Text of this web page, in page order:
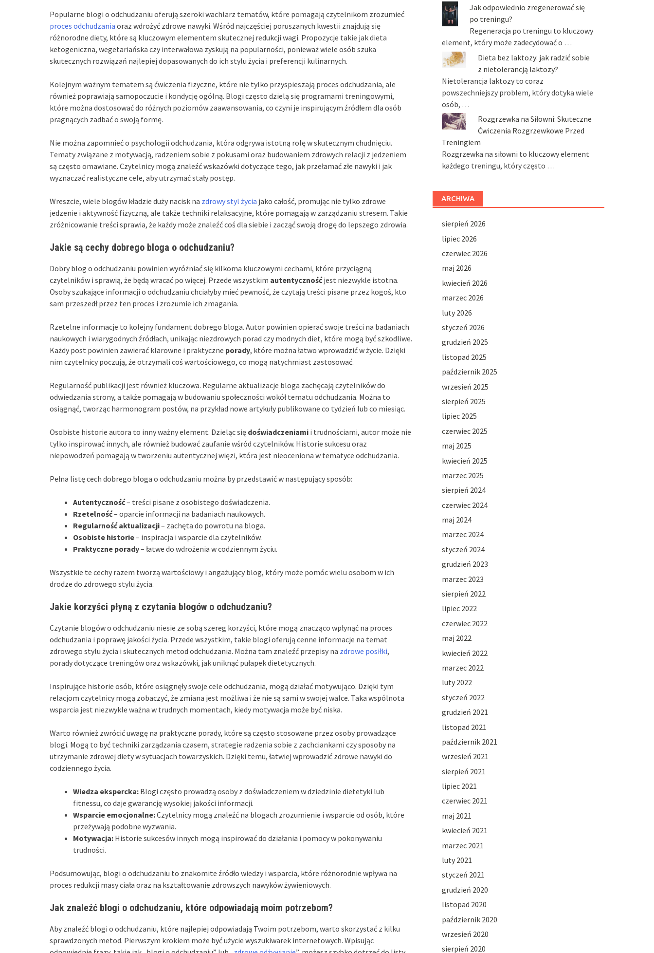
Popularne blogi o odchudzaniu oferują szeroki wachlarz tematów, które pomagają czytelnikom zrozumieć
proces odchudzania oraz wdrożyć zdrowe nawyki. Wśród najczęściej poruszanych kwestii znajdują się
różnorodne diety, które są kluczowym elementem skutecznej redukcji wagi. Propozycje takie jak dieta
ketogeniczna, wegetariańska czy interwałowa zyskują na popularności, ponieważ wiele osób szuka
skutecznych rozwiązań najlepiej dopasowanych do ich stylu życia i preferencji kulinarnych.
Kolejnym ważnym tematem są ćwiczenia fizyczne, które nie tylko przyspieszają proces odchudzania, ale
również poprawiają samopoczucie i kondycję ogólną. Blogi często dzielą się programami treningowymi,
które można dostosować do różnych poziomów zaawansowania, co czyni je inspirującym źródłem dla osób
pragnących zadbać o swoją formę.
Nie można zapomnieć o psychologii odchudzania, która odgrywa istotną rolę w skutecznym chudnięciu.
Tematy związane z motywacją, radzeniem sobie z pokusami oraz budowaniem zdrowych relacji z jedzeniem
są często omawiane. Czytelnicy mogą znaleźć wskazówki dotyczące tego, jak przełamać złe nawyki i jak
wyznaczać realistyczne cele, aby utrzymać stały postęp.
Wreszcie, wiele blogów kładzie duży nacisk na zdrowy styl życia jako całość, promując nie tylko zdrowe
jedzenie i aktywność fizyczną, ale także techniki relaksacyjne, które pomagają w zarządzaniu stresem. Takie
zróżnicowanie treści sprawia, że każdy może znaleźć coś dla siebie i zacząć swoją drogę do lepszego zdrowia.
Jakie są cechy dobrego bloga o odchudzaniu?
Dobry blog o odchudzaniu powinien wyróżniać się kilkoma kluczowymi cechami, które przyciągną
czytelników i sprawią, że będą wracać po więcej. Przede wszystkim autentycznośćjest niezwykle istotna.
Osoby szukające informacji o odchudzaniu chciałyby mieć pewność, że czytają treści pisane przez kogoś, kto
sam przeszedł przez ten proces i zrozumie ich zmagania.
Rzetelne informacje to kolejny fundament dobrego bloga. Autor powinien opierać swoje treści na badaniach
naukowych i wiarygodnych źródłach, unikając niezdrowych porad czy modnych diet, które mogą być szkodliwe.
Każdy post powinien zawierać klarowne i praktyczne porady, które można łatwo wprowadzić w życie. Dzięki
nim czytelnicy poczują, że otrzymali coś wartościowego, co mogą natychmiast zastosować.
Regularność publikacji jest również kluczowa. Regularne aktualizacje bloga zachęcają czytelników do
odwiedzania strony, a także pomagają w budowaniu społeczności wokół tematu odchudzania. Można to
osiągnąć, tworząc harmonogram postów, na przykład nowe artykuły publikowane co tydzień lub co miesiąc.
Osobiste historie autora to inny ważny element. Dzieląc się doświadczeniami i trudnościami, autor może nie
tylko inspirować innych, ale również budować zaufanie wśród czytelników. Historie sukcesu oraz
niepowodzeń pomagają w tworzeniu autentycznej więzi, która jest nieoceniona w tematyce odchudzania.
Pełna listę cech dobrego bloga o odchudzaniu można by przedstawić w następujący sposób:
Autentyczność– treści pisane z osobistego doświadczenia.
Rzetelność– oparcie informacji na badaniach naukowych.
Regularność aktualizacji– zachęta do powrotu na bloga.
Osobiste historie– inspiracja i wsparcie dla czytelników.
Praktyczne porady– łatwe do wdrożenia w codziennym życiu.
Wszystkie te cechy razem tworzą wartościowy i angażujący blog, który może pomóc wielu osobom w ich
drodze do zdrowego stylu życia.
Jakie korzyści płyną z czytania blogów o odchudzaniu?
Czytanie blogów o odchudzaniu niesie ze sobą szereg korzyści, które mogą znacząco wpłynąć na proces
odchudzania i poprawę jakości życia. Przede wszystkim, takie blogi oferują cenne informacje na temat
zdrowego stylu życia i skutecznych metod odchudzania. Można tam znaleźć przepisy na zdrowe posiłki,
porady dotyczące treningów oraz wskazówki, jak uniknąć pułapek dietetycznych.
Inspirujące historie osób, które osiągnęły swoje cele odchudzania, mogą działać motywująco. Dzięki tym
relacjom czytelnicy mogą zobaczyć, że zmiana jest możliwa i że nie są sami w swojej walce. Taka wspólnota
wsparcia jest niezwykle ważna w trudnych momentach, kiedy motywacja może być niska.
Warto również zwrócić uwagę na praktyczne porady, które są często stosowane przez osoby prowadzące
blogi. Mogą to być techniki zarządzania czasem, strategie radzenia sobie z zachciankami czy sposoby na
utrzymanie zdrowej diety w sytuacjach towarzyskich. Dzięki temu, łatwiej wprowadzić zdrowe nawyki do
codziennego życia.
Wiedza ekspercka: Blogi często prowadzą osoby z doświadczeniem w dziedzinie dietetyki lub
fitnessu, co daje gwarancję wysokiej jakości informacji.
Wsparcie emocjonalne:Czytelnicy mogą znaleźć na blogach zrozumienie i wsparcie od osób, które
przeżywają podobne wyzwania.
Motywacja: Historie sukcesów innych mogą inspirować do działania i pomocy w pokonywaniu
trudności.
Podsumowując, blogi o odchudzaniu to znakomite źródło wiedzy i wsparcia, które różnorodnie wpływa na
proces redukcji masy ciała oraz na kształtowanie zdrowszych nawyków żywieniowych.
Jak znaleźć blogi o odchudzaniu, które odpowiadają moim potrzebom?
Aby znaleźć blogi o odchudzaniu, które najlepiej odpowiadają Twoim potrzebom, warto skorzystać z kilku
sprawdzonych metod. Pierwszym krokiem może być użycie wyszukiwarek internetowych. Wpisując
Jak odpowiednio zregenerować się
po treningu?
Regeneracja po treningu to kluczowy
element, który może zadecydować o …
Dieta bez laktozy: jak radzić sobie
z nietolerancją laktozy?
Nietolerancja laktozy to coraz
powszechniejszy problem, który dotyka wiele
osób, …
Rozgrzewka na Siłowni: Skuteczne
Ćwiczenia Rozgrzewkowe Przed
Treningiem
Rozgrzewka na siłowni to kluczowy element
każdego treningu, który często …
ARCHIWA
sierpień 2026
lipiec 2026
czerwiec 2026
maj 2026
kwiecień 2026
marzec 2026
luty 2026
styczeń 2026
grudzień 2025
listopad 2025
październik 2025
wrzesień 2025
sierpień 2025
lipiec 2025
czerwiec 2025
maj 2025
kwiecień 2025
marzec 2025
sierpień 2024
czerwiec 2024
maj 2024
marzec 2024
styczeń 2024
grudzień 2023
marzec 2023
sierpień 2022
lipiec 2022
czerwiec 2022
maj 2022
kwiecień 2022
marzec 2022
luty 2022
styczeń 2022
grudzień 2021
listopad 2021
październik 2021
wrzesień 2021
sierpień 2021
lipiec 2021
czerwiec 2021
maj 2021
kwiecień 2021
marzec 2021
luty 2021
styczeń 2021
grudzień 2020
listopad 2020
październik 2020
wrzesień 2020
sierpień 2020